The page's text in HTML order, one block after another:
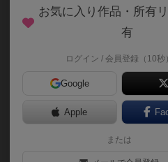
『マザーシープ』が好きな方へ
このゲームのトップページで投票された
が近いボードゲームをランキング形式で
お気に入り作品・所有
有
ログイン / 会員登録（10秒）
Google
Apple
または